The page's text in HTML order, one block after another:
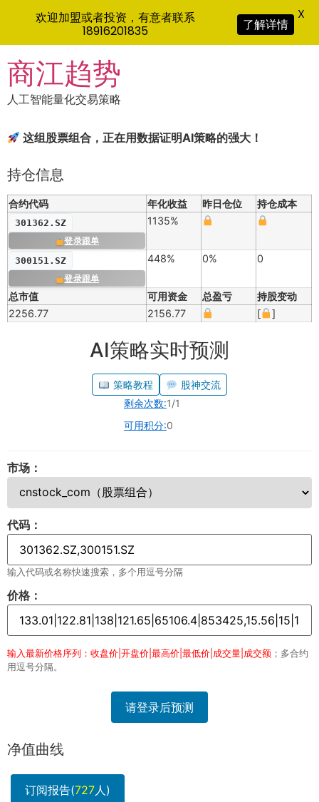
to
content
商江趋势
人工智能量化交易策略
这组股票组合，正在用数据证明AI策略的强大！
持仓信息
合约代码 年化收益 昨日仓位 持仓成本
301362.SZ
登录跟单
1135%
300151.SZ
登录跟单
448% 0% 0
总市值 可用资金 总盈亏
持股变动
2256.77
2156.77 [ ]
AI策略实时预测
策略教程
股神交流
剩余次数:1/1
可用积分:0
市场：
代码：
输入代码或名称快速搜索，多个用逗号分隔
价格：
输入最新价格序列：收盘价|开盘价|最高价|最低价|成交量|成交额 ；多合约
用逗号分隔。
请登录后预测
净值曲线
订阅报告(727人)
欢迎加盟或者投资，有意者联系
18916201835
了解详情
X